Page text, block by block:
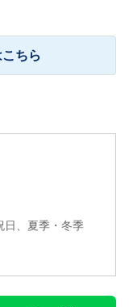
ちら
日、夏季・冬季